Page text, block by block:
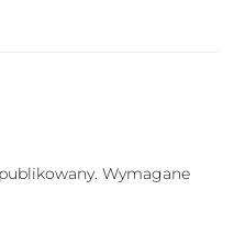
Wymagane